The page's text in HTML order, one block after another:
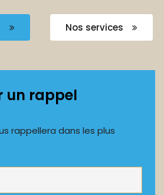
Nos services
un rappel
rappellera dans les plus